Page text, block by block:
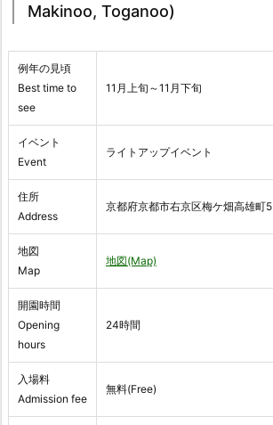
Makinoo, Toganoo)
例年の見頃
Best time to
see
11月上旬～11月下旬
イベント
Event
ライトアップイベント
住所
Address
京都府京都市右京区梅ケ畑高雄町5
地図
Map
地図(Map)
開園時間
Opening
hours
24時間
入場料
Admission fee
無料(Free)